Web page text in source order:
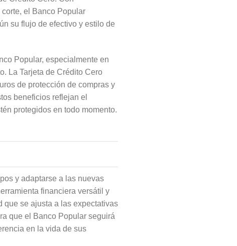
el Banco Popular
su flujo de efectivo y estilo de
Popular, especialmente en
La Tarjeta de Crédito Cero
de protección de compras y
beneficios reflejan el
protegidos en todo momento.
y adaptarse a las nuevas
financiera versátil y
que se ajusta a las expectativas
que el Banco Popular seguirá
en la vida de sus